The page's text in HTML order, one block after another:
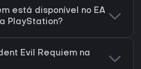
está disponível no EA
PlayStation?
Evil Requiem na